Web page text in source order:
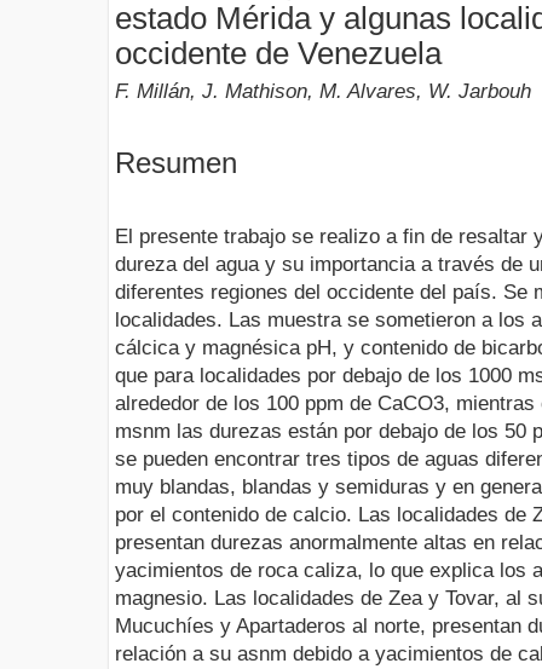
estado Mérida y algunas
occidente de Venezuela
F. Millán, J. Mathison, M. Alvares, W. Jarbouh
Resumen
El presente trabajo se realizo a fin de resaltar
dureza del agua y su importancia a través de
diferentes regiones del occidente del país. Se
localidades. Las muestra se sometieron a los
cálcica y magnésica pH, y contenido de
que para localidades por debajo de los 1000
alrededor de los 100 ppm de CaCO3,
msnm las durezas están por debajo de los 50
se pueden encontrar tres tipos de aguas
muy blandas, blandas y semiduras y en
por el contenido de calcio. Las localidades de
presentan durezas anormalmente altas en
yacimientos de roca caliza, lo que explica los
magnesio. Las localidades de Zea y Tovar, al
Mucuchíes y Apartaderos al norte, presentan
relación a su asnm debido a yacimientos de